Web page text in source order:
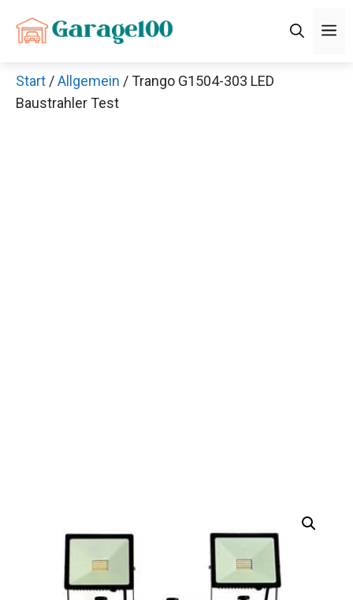
Inhalt
Start /Allgemein / Trango G1504-303 LED
Baustrahler Test